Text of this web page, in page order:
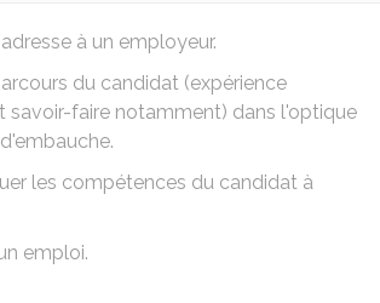
à un employeur.
du candidat (expérience
savoir-faire notamment) dans l'optique
les compétences du candidat à
emploi.